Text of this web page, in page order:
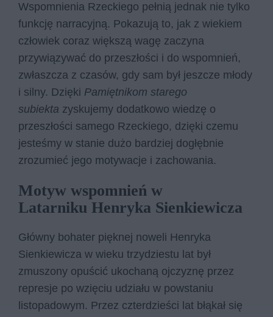
Wspomnienia Rzeckiego pełnią jednak nie tylko
funkcję narracyjną. Pokazują to, jak z wiekiem
człowiek coraz większą wagę zaczyna
przywiązywać do przeszłości i do wspomnień,
zwłaszcza z czasów, gdy sam był jeszcze młody
i silny. Dzięki Pamiętnikom starego
subiekta zyskujemy dodatkowo wiedzę o
przeszłości samego Rzeckiego, dzięki czemu
jesteśmy w stanie dużo bardziej dogłębnie
zrozumieć jego motywacje i zachowania.
Motyw wspomnień w
Latarniku Henryka Sienkiewicza
Główny bohater pięknej noweli Henryka
Sienkiewicza w wieku trzydziestu lat był
zmuszony opuścić ukochaną ojczyznę przez
represje po wzięciu udziału w powstaniu
listopadowym. Przez czterdzieści lat błąkał się